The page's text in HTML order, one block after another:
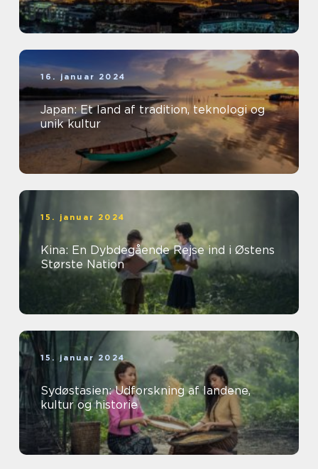
16. januar 2024
Japan: Et land af tradition, teknologi og
unik kultur
15. januar 2024
Kina: En Dybdegående Rejse ind i Østens
Største Nation
15. januar 2024
Sydøstasien: Udforskning af landene,
kultur og historie